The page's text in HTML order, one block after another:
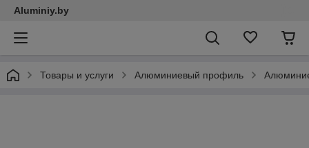
Aluminiy.by
Товары и услуги Алюминиевый профиль